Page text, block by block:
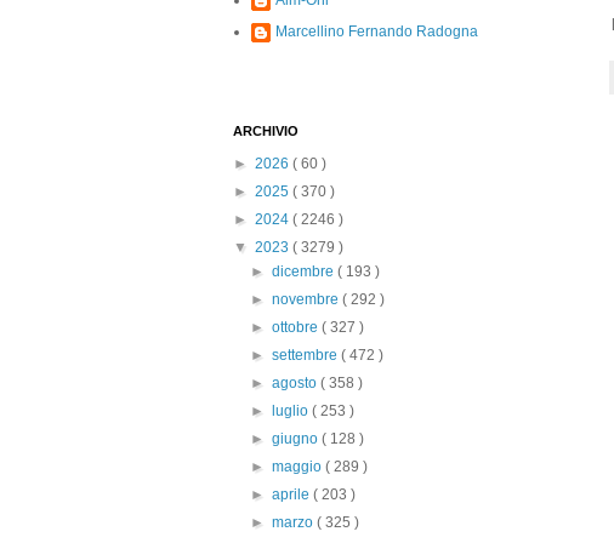
Marcellino Fernando Radogna
ARCHIVIO
► 2026 ( 60 )
► 2025 ( 370 )
► 2024 ( 2246 )
▼ 2023 ( 3279 )
►dicembre( 193 )
►novembre( 292 )
►ottobre( 327 )
►settembre( 472 )
►agosto( 358 )
►
luglio( 253 )
►giugno( 128 )
►maggio( 289 )
►aprile( 203 )
►marzo( 325 )